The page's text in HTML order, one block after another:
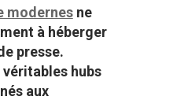
modernesne
à héberger
presse.
hubs
aux